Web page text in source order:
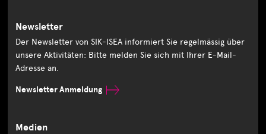
Newsletter
Der Newsletter von SIK-ISEA informiert Sie regelmässig über
unsere Aktivitäten: Bitte melden Sie sich mit Ihrer E-Mail-
Adresse an.
Newsletter Anmeldung
Medien